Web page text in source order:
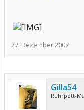
27. Dezember 2007
Gilla54
Ruhrpott-